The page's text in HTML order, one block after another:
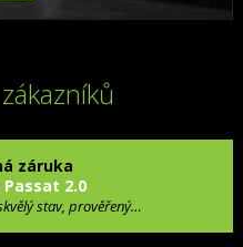
záruka
2.0
stav, prověřený…